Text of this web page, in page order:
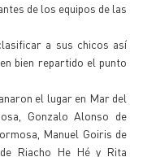
de los equipos de las
a sus chicos así
bien repartido el punto
el lugar en Mar del
Gonzalo Alonso de
Manuel Goiris de
Riacho He Hé y Rita